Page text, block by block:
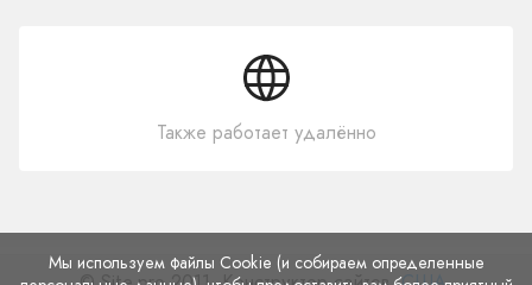
Также работает удалённо
Мы используем файлы Cookie (и собираем определенные